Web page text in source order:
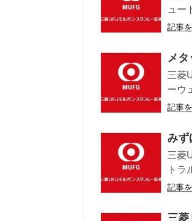
ュー
記事
メ
三菱
ーウ
記事
みず
三菱
ト
記事
三菱